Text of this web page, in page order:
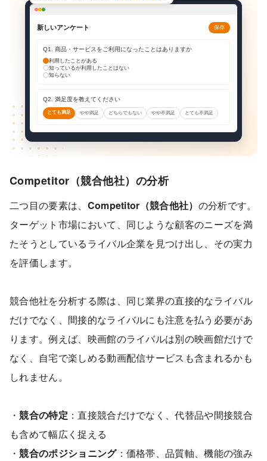
新しいアンケート 保存
Q1. 商品・サービスをご利用になったことはありますか
利用したことがある
知っているが利用したことはない
知らない
Q2. 満足度を教えてください
とても満足 やや満足 どちらでもない やや不満足 とても不満足
Competitor（競合他社）の分析
二つ目の要素は、 Competitor（競合他社） の分析です。
ターゲット市場において、同じような顧客のニーズを満
たそうとしているライバル企業を見つけ出し、その実力
を評価します。
競合他社を分析する際は、同じ業界の直接的なライバル
だけでなく、間接的なライバルにも注意を払う必要があ
ります。例えば、映画館のライバルは別の映画館だけで
なく、自宅で楽しめる動画配信サービスも含まれるかも
しれません。
・競合の特定 ：直接競合だけでなく、代替品や間接競合
も含めて幅広く捉える
・競合のポジショニング：価格帯、品質軸、機能の強み